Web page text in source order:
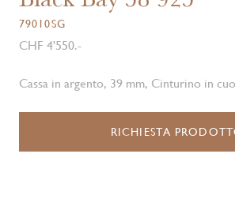
79010SG
CHF 4'550.-
Cassa in argento, 39 mm, Cinturino in
RICHIESTA